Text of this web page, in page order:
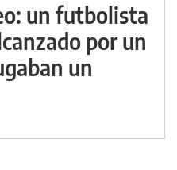
un futbolista
por un
un